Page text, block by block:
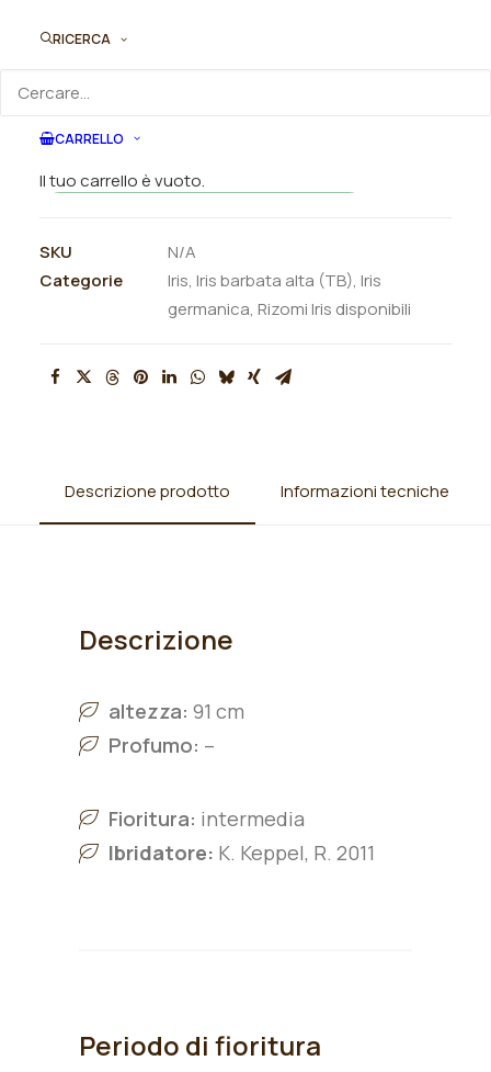
RICERCA
CARRELLO
Il tuo carrello è vuoto.
quantità
ORDINA VIA MAIL
SKU
N/A
Categorie
Iris, Iris barbata alta (TB), Iris
germanica, Rizomi Iris disponibili
Descrizione prodotto Informazioni tecniche
Descrizione
altezza: 91 cm
Profumo: –
Fioritura: intermedia
Ibridatore: K. Keppel, R. 2011
Periodo di fioritura